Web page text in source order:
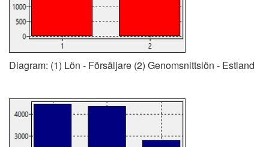
Diagram: (1) Lön - Försäljare (2) Genomsnittslön - Estland